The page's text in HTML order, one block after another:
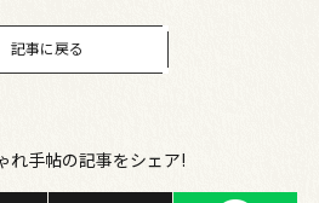
記事に戻る
れ手帖の記事をシェア!